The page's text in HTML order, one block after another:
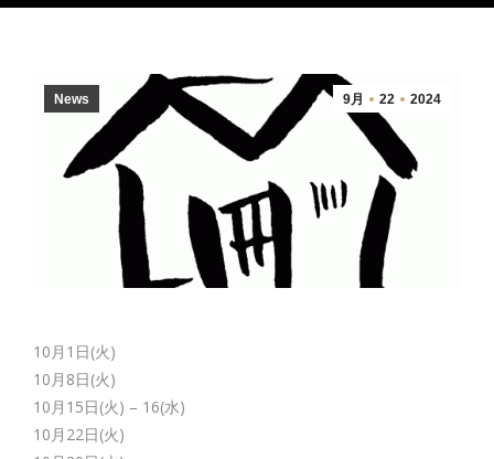
9月 22 2024
News
10月1日(火)
10月8日(火)
10月15日(火) – 16(水)
10月22日(火)